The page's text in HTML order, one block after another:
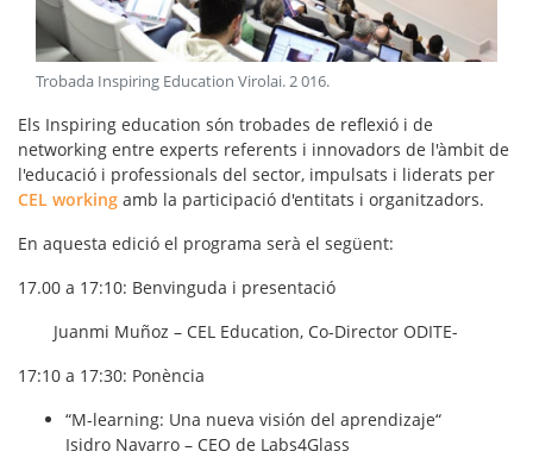
Trobada Inspiring Education Virolai.2 016.
Els Inspiring education són trobades de reflexió i de
networking entre experts referents i innovadors de l'àmbit de
l'educació i professionals del sector, impulsats i liderats per
CEL working amb la participació d'entitats i organitzadors.
En aquesta edició el programa serà el següent:
17.00 a 17:10: Benvinguda i presentació
Juanmi Muñoz – CEL Education, Co-Director ODITE-
17:10 a 17:30: Ponència
“M-learning: Una nueva visión del aprendizaje“
Isidro Navarro – CEO de Labs4Glass